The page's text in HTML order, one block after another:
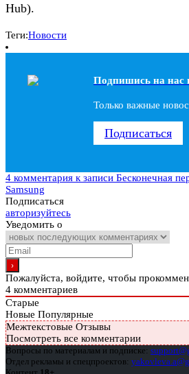
Hub).
Теги:Новости
Подпишись на наc
Только важные
Подписаться
4 комментария к записи Бесконечная
Samsung
Подписаться
авторизуйтесь
Уведомить о
Пожалуйста, войдите, чтобы
4 комментариев
Старые
Новые Популярные
Межтекстовые Отзывы
Посмотреть все комментарии
Вопросы по материалам и подписке:
Отдел рекламы и спецпроектов: